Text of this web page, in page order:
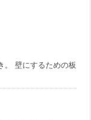
壁にするための板